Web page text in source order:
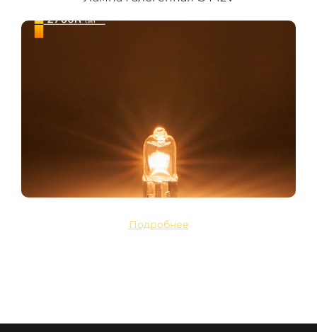
Подробнее